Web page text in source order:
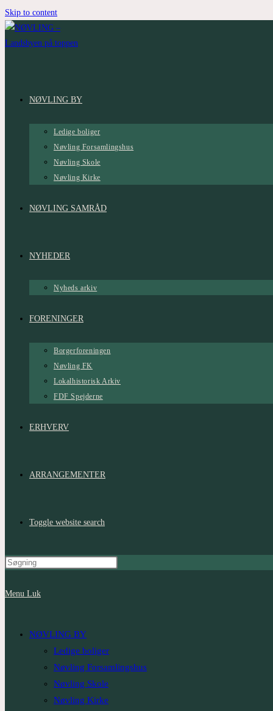
Skip to content
NØVLING BY
Ledige boliger
Nøvling Forsamlingshus
Nøvling Skole
Nøvling Kirke
NØVLING SAMRÅD
NYHEDER
Nyheds arkiv
FORENINGER
Borgerforeningen
Nøvling FK
Lokalhistorisk Arkiv
FDF Spejderne
ERHVERV
ARRANGEMENTER
Toggle website search
Menu Luk
NØVLING BY
Ledige boliger
Nøvling Forsamlingshus
Nøvling Skole
Nøvling Kirke